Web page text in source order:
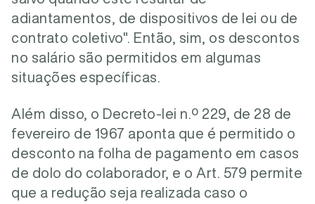
adiantamentos, de dispositivos de lei ou de
contrato coletivo". Então, sim, os descontos
no salário são permitidos em algumas
situações específicas.
Além disso, o Decreto-lei n.º 229, de 28 de
fevereiro de 1967 aponta que é permitido o
desconto na folha de pagamento em casos
de dolo do colaborador, e o Art. 579 permite
que a redução seja realizada caso o